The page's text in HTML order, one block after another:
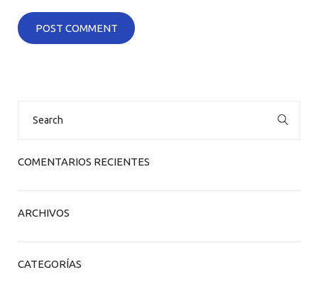
COMENTARIOS RECIENTES
ARCHIVOS
CATEGORÍAS